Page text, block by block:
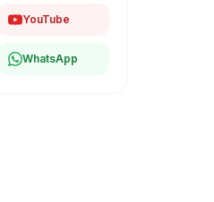
YouTube
WhatsApp